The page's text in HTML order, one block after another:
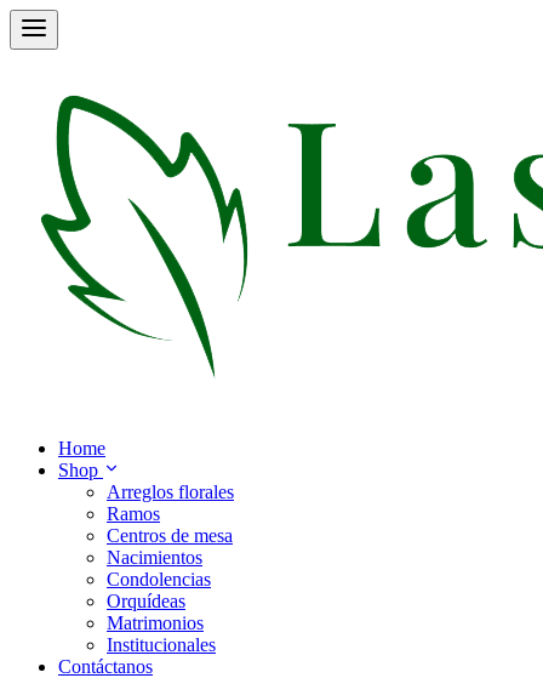
Home
Shop
Arreglos florales
Ramos
Centros de mesa
Nacimientos
Condolencias
Orquídeas
Matrimonios
Institucionales
Contáctanos